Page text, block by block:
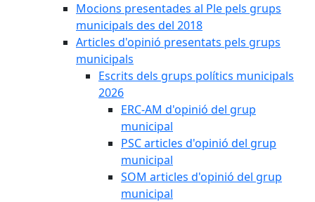
Mocions presentades al Ple pels grups
municipals des del 2018
Articles d'opinió presentats pels grups
municipals
Escrits dels grups polítics municipals
2026
ERC-AM d'opinió del grup
municipal
PSC articles d'opinió del grup
municipal
SOM articles d'opinió del grup
municipal